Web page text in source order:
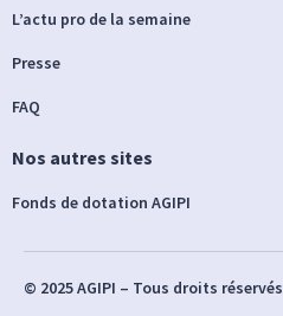
L’actu pro de la semaine
Presse
FAQ
Nos autres sites
Fonds de dotation AGIPI
© 2025 AGIPI – Tous droits réservés